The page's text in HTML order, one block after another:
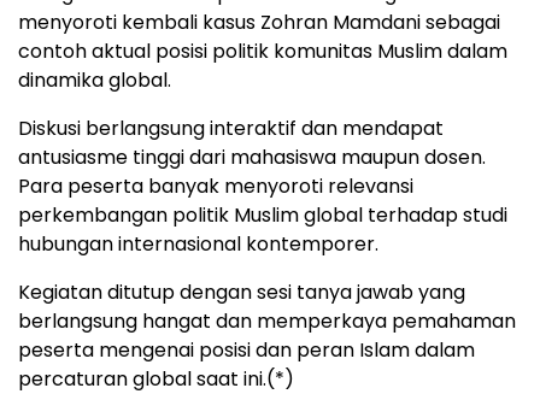
menyoroti kembali kasus Zohran Mamdani sebagai
contoh aktual posisi politik komunitas Muslim dalam
dinamika global.
Diskusi berlangsung interaktif dan mendapat
antusiasme tinggi dari mahasiswa maupun dosen.
Para peserta banyak menyoroti relevansi
perkembangan politik Muslim global terhadap studi
hubungan internasional kontemporer.
Kegiatan ditutup dengan sesi tanya jawab yang
berlangsung hangat dan memperkaya pemahaman
peserta mengenai posisi dan peran Islam dalam
percaturan global saat ini.(*)